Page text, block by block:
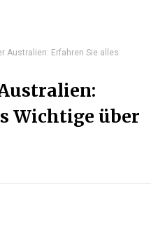
Australien: Erfahren Sie alles
Wichtige über